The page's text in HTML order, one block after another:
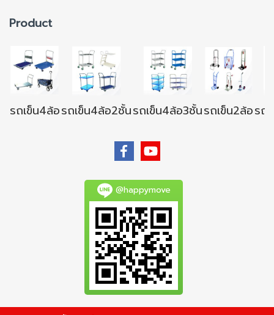
Product
รถเข็น4ล้อรถเข็น4ล้อ2ชั้นรถเข็น4ล้อ3ชั้นรถเข็น2ล้อรถ
@happymove